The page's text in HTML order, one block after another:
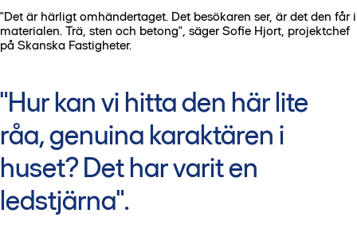
"Det är härligt omhändertaget. Det besökaren ser, är det den får i
materialen. Trä, sten och betong", säger Sofie Hjort, projektchef
på Skanska Fastigheter.
"Hur kan vi hitta den här lite
råa, genuina karaktären i
huset? Det har varit en
ledstjärna".